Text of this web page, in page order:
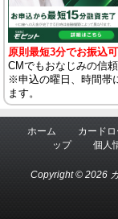
原則最短3分でお振込可
CMでもおなじみの信頼
※申込の曜日、時間帯
ます。
ホーム カード
ップ
個人
Copyright © 2026